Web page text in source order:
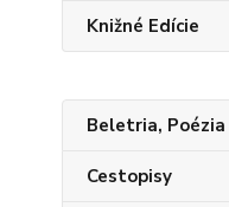
Knižné Edície
Beletria, Poézia
Cestopisy